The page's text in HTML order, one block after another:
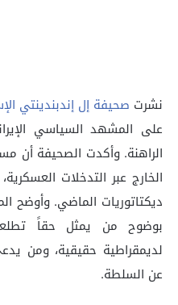
نشرت صحيفة إل إندبندينتي
على المشهد السياسي
الراهنة. وأكدت الصحيفة أن
الخارج عبر التدخلات
ديكتاتوريات الماضي. وأوضح
بوضوح من يمثل حقاً
لديمقراطية حقيقية، ومن
عن السلطة.